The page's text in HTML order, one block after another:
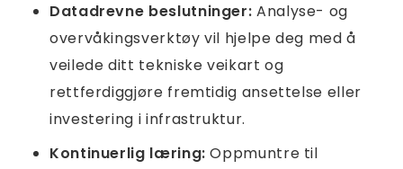
Datadrevne beslutninger: Analyse- og
overvåkingsverktøy vil hjelpe deg med å
veilede ditt tekniske veikart og
rettferdiggjøre fremtidig ansettelse eller
investering i infrastruktur.
Kontinuerlig læring:Oppmuntre til